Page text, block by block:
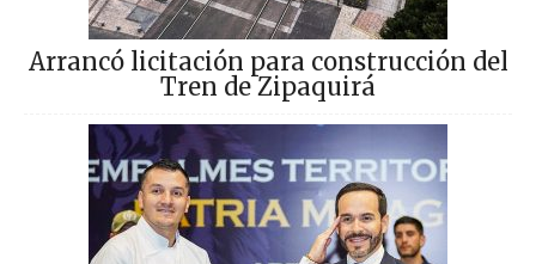
Arrancó licitación para construcción del
Tren de Zipaquirá